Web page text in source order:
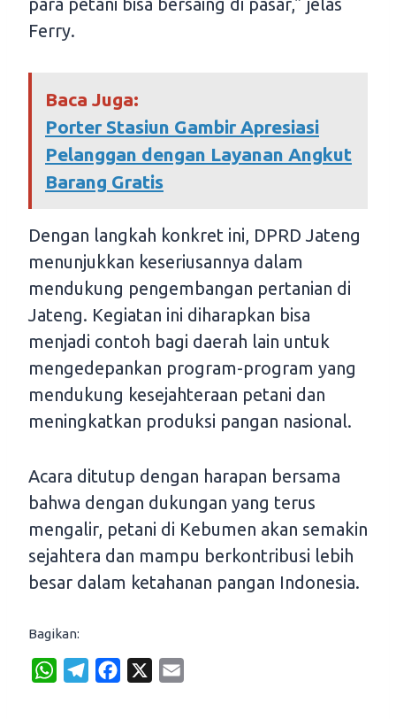
Ferry.
Baca Juga:
Porter Stasiun Gambir Apresiasi
Pelanggan dengan Layanan Angkut
Barang Gratis
Dengan langkah konkret ini, DPRD Jateng
menunjukkan keseriusannya dalam
mendukung pengembangan pertanian di
Jateng. Kegiatan ini diharapkan bisa
menjadi contoh bagi daerah lain untuk
mengedepankan program-program yang
mendukung kesejahteraan petani dan
meningkatkan produksi pangan nasional.
Acara ditutup dengan harapan bersama
bahwa dengan dukungan yang terus
mengalir, petani di Kebumen akan semakin
sejahtera dan mampu berkontribusi lebih
besar dalam ketahanan pangan Indonesia.
Bagikan:
W